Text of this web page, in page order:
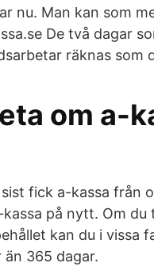
nu. Man kan som
De två dagar
räknas som
om a-
fick a-kassa från
på nytt. Om du
kan du i vissa
365 dagar.